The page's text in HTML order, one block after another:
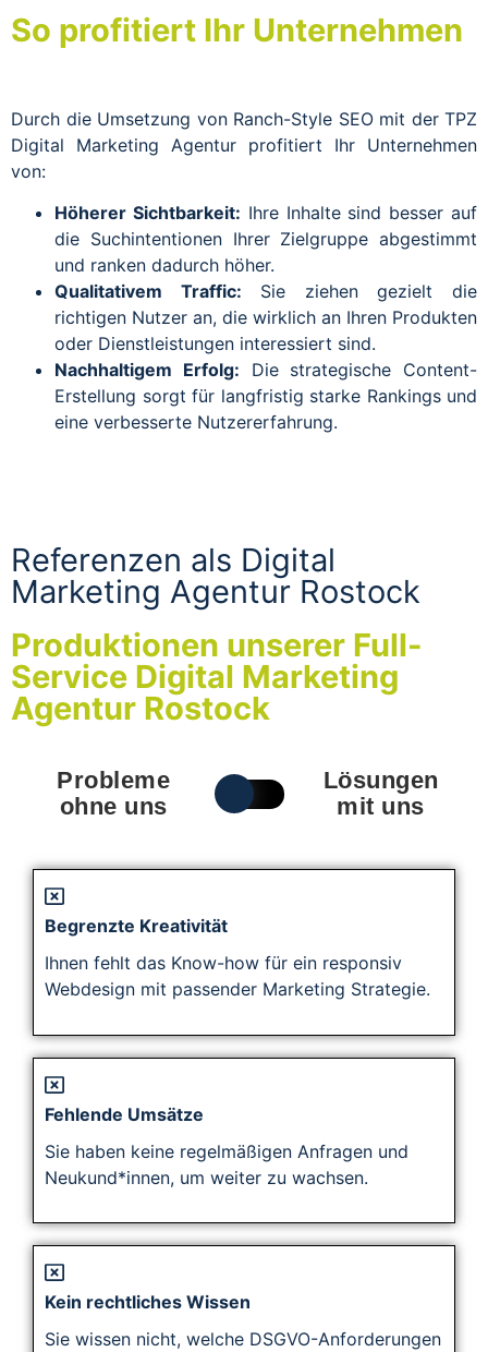
So profitiert Ihr Unternehmen
Durch die Umsetzung von Ranch-Style SEO mit der TPZ
Digital Marketing Agentur profitiert Ihr Unternehmen
von:
Höherer Sichtbarkeit: Ihre Inhalte sind besser auf
die Suchintentionen Ihrer Zielgruppe abgestimmt
und ranken dadurch höher.
Qualitativem Traffic: Sie ziehen gezielt die
richtigen Nutzer an, die wirklich an Ihren Produkten
oder Dienstleistungen interessiert sind.
Nachhaltigem Erfolg: Die strategische Content-
Erstellung sorgt für langfristig starke Rankings und
eine verbesserte Nutzererfahrung.
Referenzen als Digital
Marketing Agentur Rostock
Produktionen unserer Full-
Service Digital Marketing
Agentur Rostock
Probleme
ohne uns
Lösungen
mit uns
Begrenzte Kreativität
Ihnen fehlt das Know-how für ein responsiv
Webdesign mit passender Marketing Strategie.
Fehlende Umsätze
Sie haben keine regelmäßigen Anfragen und
Neukund*innen, um weiter zu wachsen.
Kein rechtliches Wissen
Sie wissen nicht, welche DSGVO-Anforderungen